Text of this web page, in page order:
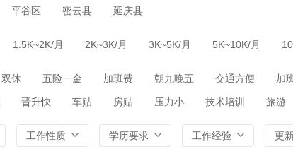
平谷区 密云县 延庆县
1.5K~2K/月 2K~3K/月 3K~5K/月 5K~10K/月
双休 五险一金 加班费 朝九晚五 交通方便 加
晋升快 车贴 房贴 压力小 技术培训 旅游
工作性质 学历要求 工作经验 更